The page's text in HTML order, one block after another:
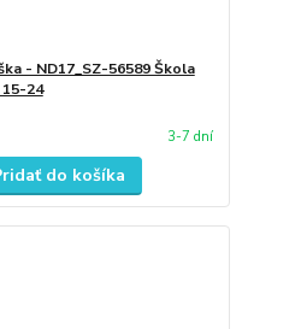
- ND17_SZ-56589 Škola
24
3-7 dní
do košíka